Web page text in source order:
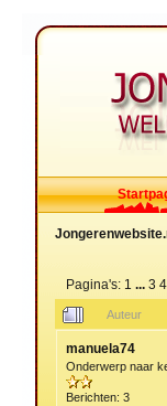
Pagina's: 1 ... 3 4
Auteur
manuela74
Onderwerp naar
Berichten: 3